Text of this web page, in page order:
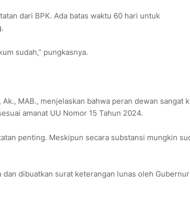
dari BPK. Ada batas waktu 60 hari untuk
sudah,” pungkasnya.
MAB., menjelaskan bahwa peran dewan sangat
amanat UU Nomor 15 Tahun 2024.
penting. Meskipun secara substansi mungkin
dibuatkan surat keterangan lunas oleh